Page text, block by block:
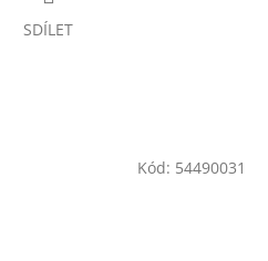
SDÍLET
Kód: 54490031